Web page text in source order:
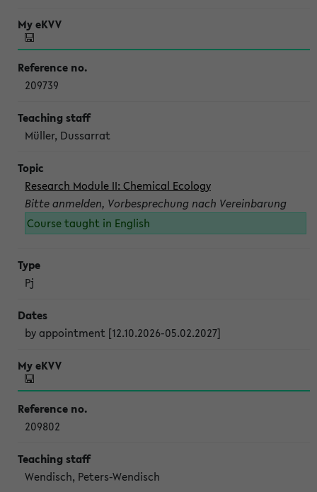
209739
Müller, Dussarrat
Research Module II: Chemical Ecology
Bitte anmelden, Vorbesprechung nach Vereinbarung
Course taught in English
Pj
by appointment [12.10.2026-05.02.2027]
209802
Wendisch, Peters-Wendisch